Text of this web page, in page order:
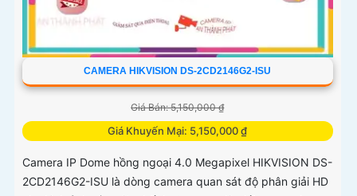
CAMERA HIKVISION DS-2CD2146G2-ISU
Giá Bán: 5,150,000 ₫
Giá Khuyến Mại: 5,150,000 ₫
Camera IP Dome hồng ngoại 4.0 Megapixel HIKVISION DS-
2CD2146G2-ISU là dòng camera quan sát độ phân giải HD